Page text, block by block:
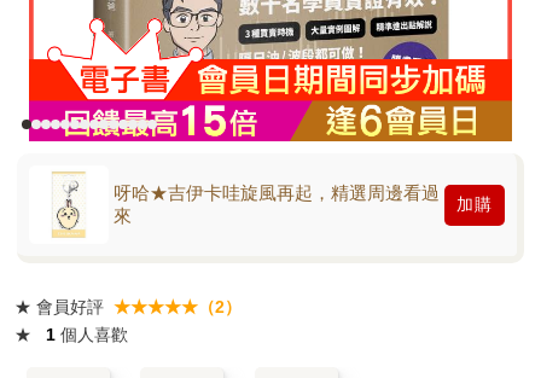
呀哈★吉伊卡哇旋風再起，精選周邊看過
來
加購
★ 會員好評 ★★★★★（2）
★
1 個人喜歡